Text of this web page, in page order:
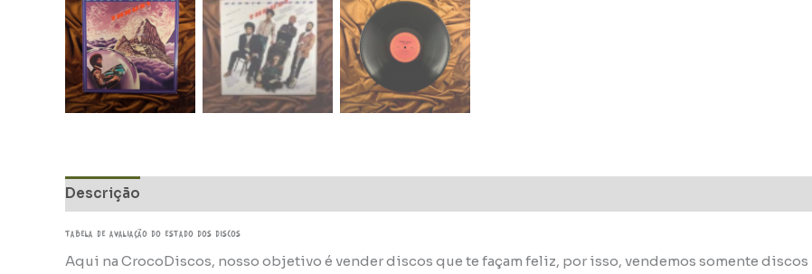
Descrição
TABELA DE AVALIAÇÃo do estado dos discos
Aqui na CrocoDiscos, nosso objetivo é vender discos que te façam feliz, por isso, vendemos somente discos